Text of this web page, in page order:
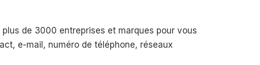
de 3000 entreprises et marques pour vous
e-mail, numéro de téléphone, réseaux